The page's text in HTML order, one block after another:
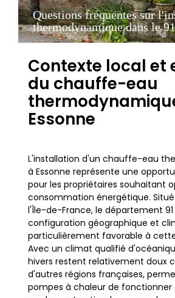
Questions fréquentes sur
thermodynamique dans le 91
Contexte local et
du chauffe-eau
Essonne
L'installation d'un chauffe-eau
à Essonne représente une
pour les propriétaires souhaitant
consommation énergétique.
l'Île-de-France, le département
configuration géographique et
particulièrement favorable à
Avec un climat qualifié
hivers restent relativement doux
d'autres régions françaises,
pompes à chaleur de fonctionner